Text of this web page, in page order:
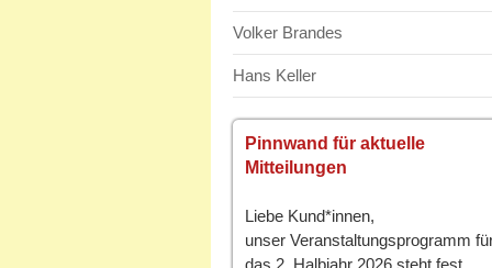
Volker Brandes
Hans Keller
Pinnwand für aktuelle
Mitteilungen
Liebe Kund*innen,
unser Veranstaltungsprogramm
das 2. Halbjahr 2026 steht fest.